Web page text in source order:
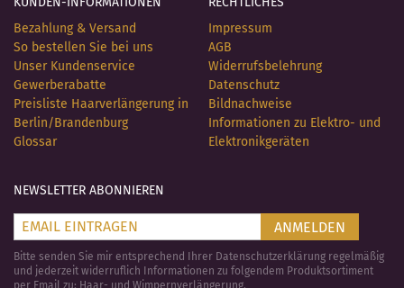
Bezahlung & Versand
So bestellen Sie bei uns
Unser Kundenservice
Gewerberabatte
Preisliste Haarverlängerung in
Berlin/Brandenburg
Glossar
Impressum
AGB
Widerrufsbelehrung
Datenschutz
Bildnachweise
Informationen zu Elektro- und
Elektronikgeräten
NEWSLETTER ABONNIEREN
ANMELDEN
Bitte senden Sie mir entsprechend Ihrer Datenschutzerklärung regelmäßig
und jederzeit widerruflich Informationen zu folgendem Produktsortiment
per Email zu: Haar- und Wimpernverlängerung.